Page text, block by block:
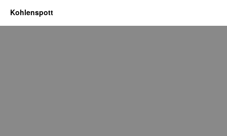
Kohlenspott